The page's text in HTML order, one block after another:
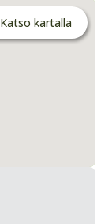
Katso kartalla